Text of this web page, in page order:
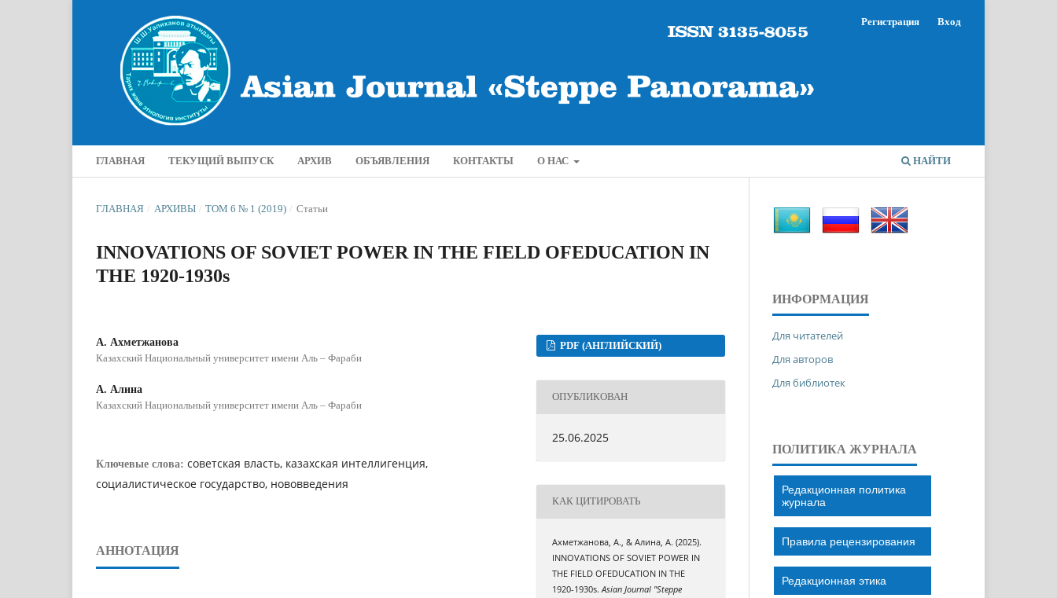
ГЛАВНАЯ ТЕКУЩИЙ ВЫПУСК АРХИВ ОБЪЯВЛЕНИЯ КОНТАКТЫ О НАС НАЙТИ
Регистрация Вход
ГЛАВНАЯ / АРХИВЫ / ТОМ 6 № 1 (2019) / Статьи
INNOVATIONS OF SOVIET POWER IN THE FIELD OFEDUCATION IN
THE 1920-1930s
А. Ахметжанова
Казахский Национальный университет имени Аль – Фараби
А. Алина
Казахский Национальный университет имени Аль – Фараби
Ключевые слова: советская власть, казахская интеллигенция,
социалистическое государство, нововведения
АННОТАЦИЯ
PDF (АНГЛИЙСКИЙ)
ОПУБЛИКОВАН
25.06.2025
КАК ЦИТИРОВАТЬ
Ахметжанова, А., & Алина, А. (2025).
INNOVATIONS OF SOVIET POWER IN
THE FIELD OFEDUCATION IN THE
1920-1930s.Asian Journal "Steppe
ИНФОРМАЦИЯ
Для читателей
Для авторов
Для библиотек
ПОЛИТИКА ЖУРНАЛА
Редакционная политика
журнала
Правила рецензирования
Редакционная этика